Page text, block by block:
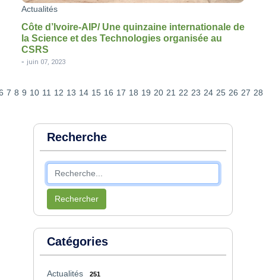
Actualités
Côte d’Ivoire-AIP/ Une quinzaine internationale de
la Science et des Technologies organisée au
CSRS
- juin 07, 2023
7 8 9 10 11 12 13 14 15 16 17 18 19 20 21 22 23 24 25 26 27 28
Recherche
Rechercher
Catégories
Actualités 251